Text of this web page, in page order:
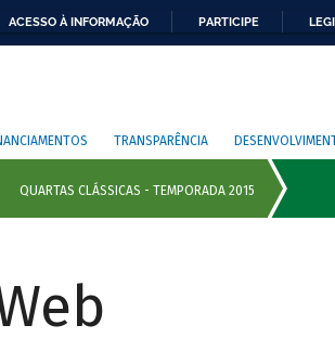
ACESSO À INFORMAÇÃO PARTICIPE
TRANSPARÊNCIA